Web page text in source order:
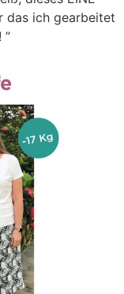
das ich gearbeitet
”